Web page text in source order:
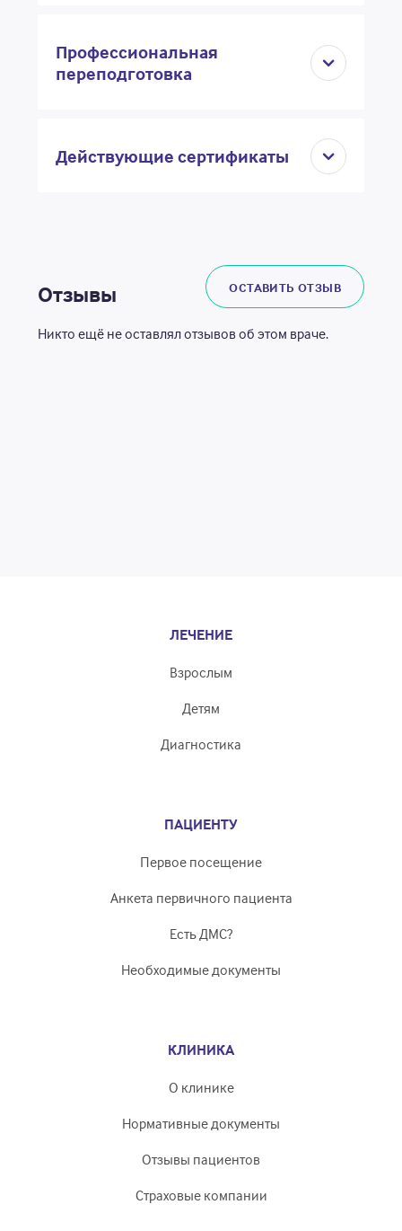
Профессиональная
переподготовка
Действующие сертификаты
Отзывы ОСТАВИТЬ ОТЗЫВ
Никто ещё не оставлял отзывов об этом враче.
ЛЕЧЕНИЕ
Взрослым
Детям
Диагностика
ПАЦИЕНТУ
Первое посещение
Анкета первичного пациента
Есть ДМС?
Необходимые документы
КЛИНИКА
О клинике
Нормативные документы
Отзывы пациентов
Страховые компании